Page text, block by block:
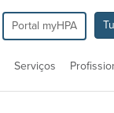
Portal myHPA
Serviços